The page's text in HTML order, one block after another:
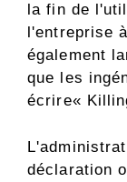
la fin de
l'entreprise
également
que les
écrire«
déclaration